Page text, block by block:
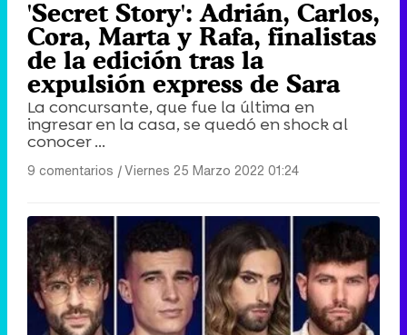
'Secret Story': Adrián, Carlos,
Cora, Marta y Rafa, finalistas
de la edición tras la
expulsión express de Sara
La concursante, que fue la última en
ingresar en la casa, se quedó en shock al
conocer ...
9 comentarios |Viernes 25 Marzo 2022 01:24